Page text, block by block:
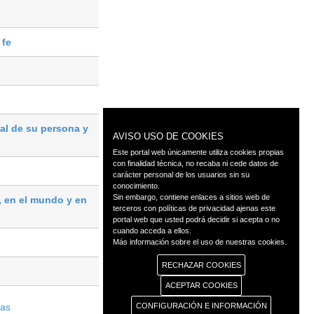
fe
de su persona y
el mundo y en
AVISO USO DE COOKIES
Este portal web únicamente utiliza cookies propias
con finalidad técnica, no recaba ni cede datos de
carácter personal de los usuarios sin su
conocimiento.
Sin embargo, contiene enlaces a sitios web de
terceros con políticas de privacidad ajenas este
portal web que usted podrá decidir si acepta o no
cuando acceda a ellos.
Más información sobre el uso de nuestras cookies.
RECHAZAR COOKIES
ACEPTAR COOKIES
CONFIGURACIÓN E INFORMACIÓN